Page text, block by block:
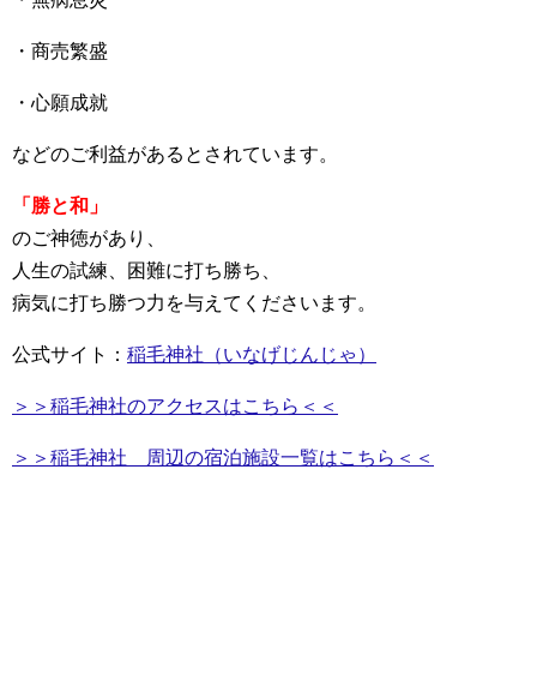
・商売繁盛
・心願成就
などのご利益があるとされています。
「勝と和」
のご神徳があり、
人生の試練、困難に打ち勝ち、
病気に打ち勝つ力を与えてくださいます。
公式サイト： 稲毛神社（いなげじんじゃ）
＞＞稲毛神社のアクセスはこちら＜＜
＞＞稲毛神社 周辺の宿泊施設一覧はこちら＜＜